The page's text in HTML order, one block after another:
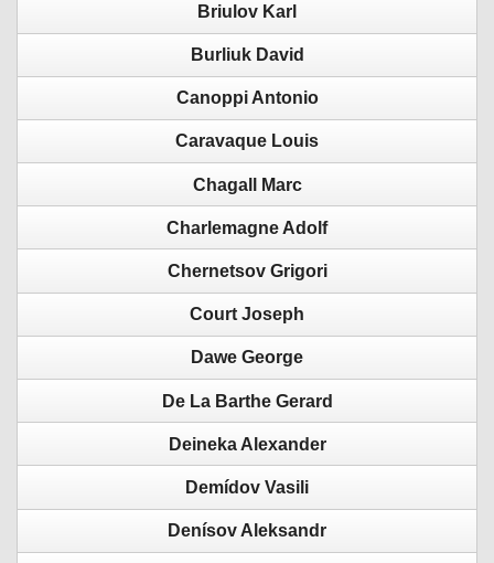
Briulov Karl
Burliuk David
Canoppi Antonio
Caravaque Louis
Chagall Marc
Charlemagne Adolf
Chernetsov Grigori
Court Joseph
Dawe George
De La Barthe Gerard
Deineka Alexander
Demídov Vasili
Denísov Aleksandr